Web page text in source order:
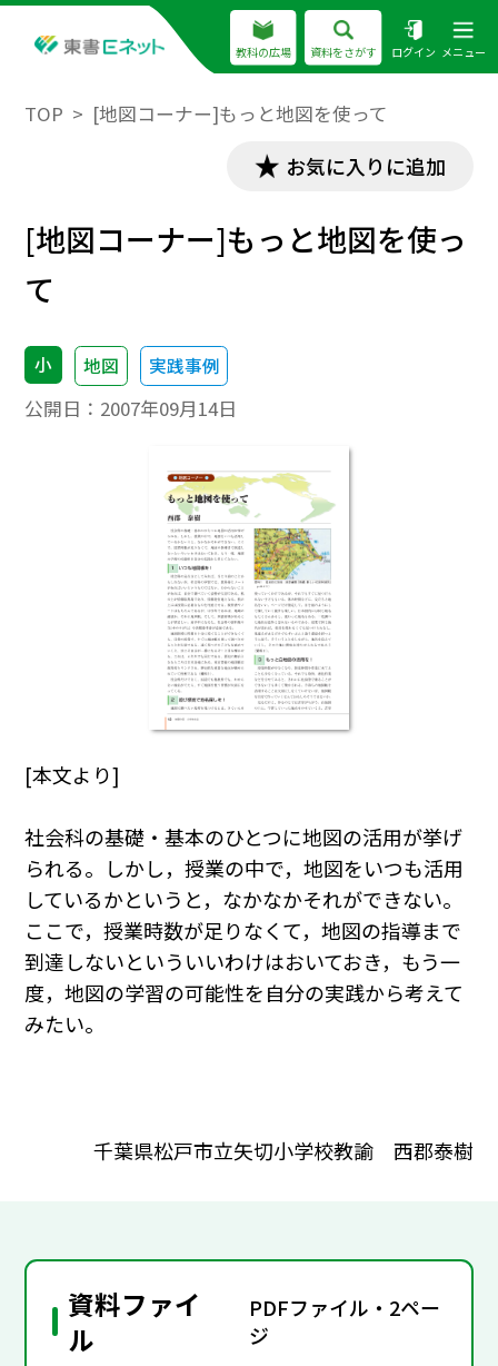
教科の広場 資料をさがす ログイン メニュー
TOP [地図コーナー]もっと地図を使って
お気に入りに追加
[地図コーナー]もっと地図を使っ
て
小 地図 実践事例
公開日： 2007年09月14日
[本文より]
社会科の基礎・基本のひとつに地図の活用が挙げ
られる。しかし，授業の中で，地図をいつも活用
しているかというと，なかなかそれができない。
ここで，授業時数が足りなくて，地図の指導まで
到達しないといういいわけはおいておき，もう一
度，地図の学習の可能性を自分の実践から考えて
みたい。
千葉県松戸市立矢切小学校教諭 西郡泰樹
資料ファイ
ル
PDFファイル・2ペー
ジ